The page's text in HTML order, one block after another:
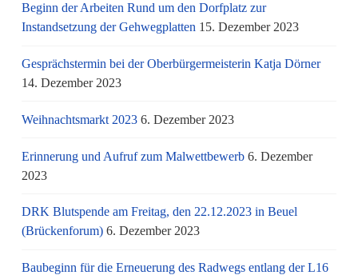
Beginn der Arbeiten Rund um den Dorfplatz zur
Instandsetzung der Gehwegplatten 15. Dezember 2023
Gesprächstermin bei der Oberbürgermeisterin Katja Dörner
14. Dezember 2023
Weihnachtsmarkt 2023 6. Dezember 2023
Erinnerung und Aufruf zum Malwettbewerb 6. Dezember
2023
DRK Blutspende am Freitag, den 22.12.2023 in Beuel
(Brückenforum) 6. Dezember 2023
Baubeginn für die Erneuerung des Radwegs entlang der L16